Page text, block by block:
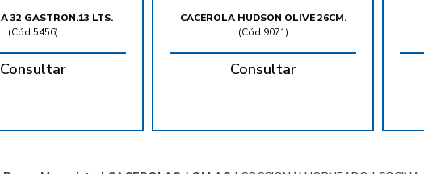
32 GASTRON.13 LTS.
(Cód.5456)
Consultar
CACEROLA HUDSON OLIVE 26CM.
(Cód.9071)
Consultar